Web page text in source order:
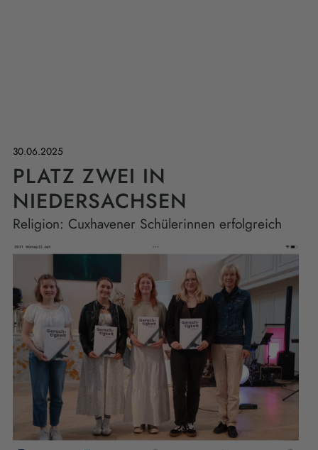
PLATZ ZWEI IN
NIEDERSACHSEN
Religion: Cuxhavener Schülerinnen erfolgreich
30.06.2025